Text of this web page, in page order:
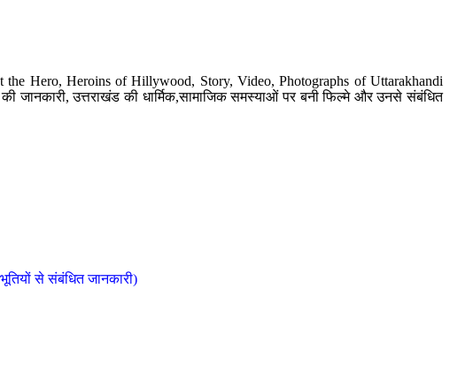
the Hero, Heroins of Hillywood, Story, Video, Photographs of Uttarakhandi
जानकारी, उत्तराखंड की धार्मिक,सामाजिक समस्याओं पर बनी फिल्मे और उनसे संबंधित
से संबंधित जानकारी)